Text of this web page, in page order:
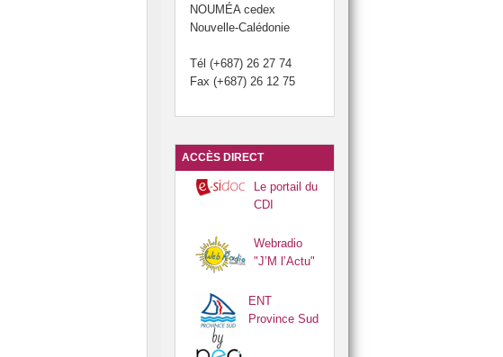
NOUMÉA cedex
Nouvelle-Calédonie
Tél (+687) 26 27 74
Fax (+687) 26 12 75
ACCÈS DIRECT
Le portail du
CDI
Webradio
"J’M l’Actu"
ENT
Province Sud